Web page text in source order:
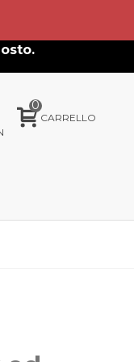
0
CARRELLO